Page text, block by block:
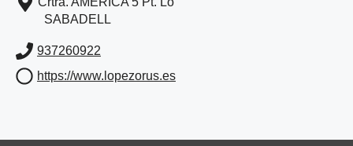
SABADELL
937260922
https://www.lopezorus.es